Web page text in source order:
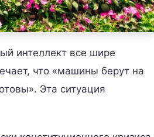
интеллект все шире
что «машины берут на
Эта ситуация